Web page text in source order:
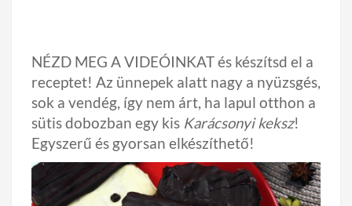
NÉZD MEG A VIDEÓINKAT és készítsd el a
receptet! Az ünnepek alatt nagy a nyüzsgés,
sok a vendég, így nem árt, ha lapul otthon a
sütis dobozban egy kis Karácsonyi keksz!
Egyszerű és gyorsan elkészíthető!